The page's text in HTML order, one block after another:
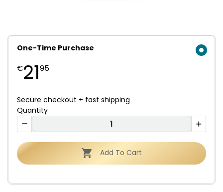
One-Time Purchase
€2195
Secure checkout + fast shipping
Quantity
 Add To Cart